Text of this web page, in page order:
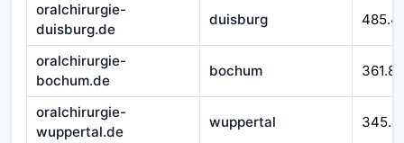
oralchirurgie-
duisburg.de
duisburg
oralchirurgie-
bochum.de
bochum
oralchirurgie-
wuppertal.de
wuppertal